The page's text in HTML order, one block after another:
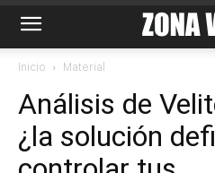
Inicio Material
Análisis de
¿la solución